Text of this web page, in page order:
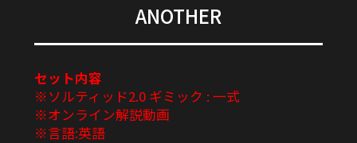
ANOTHER
セット内容
※ソルティッド2.0 ギミック : 一式
※オンライン解説動画
※言語:英語